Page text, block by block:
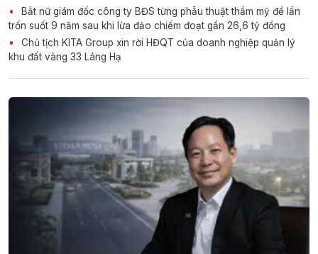
Bắt nữ giám đốc công ty BĐS từng phẫu thuật thẩm mỹ để lẩn
trốn suốt 9 năm sau khi lừa đảo chiếm đoạt gần 26,6 tỷ đồng
Chủ tịch KITA Group xin rời HĐQT của doanh nghiệp quản lý
khu đất vàng 33 Láng Hạ